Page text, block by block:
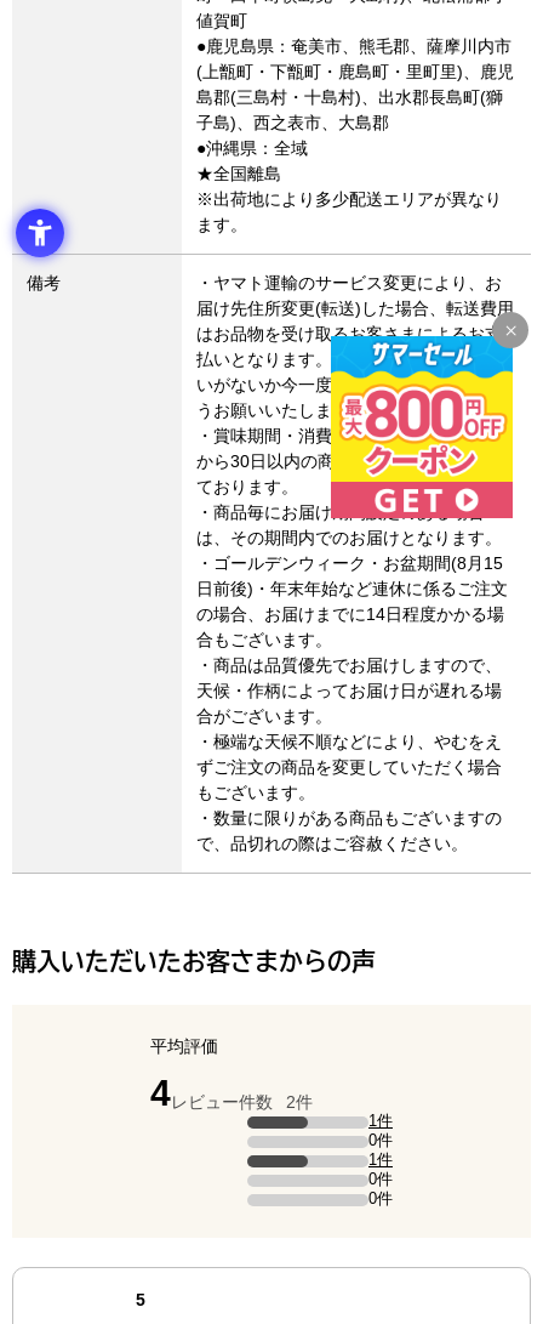
値賀町
●鹿児島県：奄美市、熊毛郡、薩摩川内市
(上甑町・下甑町・鹿島町・里町里)、鹿児
島郡(三島村・十島村)、出水郡長島町(獅
子島)、西之表市、大島郡
●沖縄県：全域
★全国離島
※出荷地により多少配送エリアが異なり
ます。
備考
・ヤマト運輸のサービス変更により、お
届け先住所変更(転送)した場合、転送費用
はお品物を受け取るお客さまによるお支
払いとなります。お届け先住所にお間違
いがないか今一度ご確認いただきますよ
うお願いいたします。
・賞味期間・消費期限は、製造・加工日
から30日以内の商品についてのみ記載し
ております。
・商品毎にお届け期間設定のある場合
は、その期間内でのお届けとなります。
・ゴールデンウィーク・お盆期間(8月15
日前後)・年末年始など連休に係るご注文
の場合、お届けまでに14日程度かかる場
合もございます。
・商品は品質優先でお届けしますので、
天候・作柄によってお届け日が遅れる場
合がございます。
・極端な天候不順などにより、やむをえ
ずご注文の商品を変更していただく場合
もございます。
・数量に限りがある商品もございますの
で、品切れの際はご容赦ください。
購入いただいたお客さまからの声
平均評価
4点（5点満点中）
レビュー件数 2件
5点の評価は1件です（全体の50%）。
1件
4点の評価は0件です。 0件
3点の評価は1件です（全体の50%）。
1件
2点の評価は0件です。 0件
1点の評価は0件です。 0件
最新の商品レビュー
5点（5点満点中）